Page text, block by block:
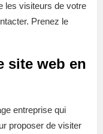
les visiteurs de votre
Prenez le
site web en
entreprise qui
proposer de visiter